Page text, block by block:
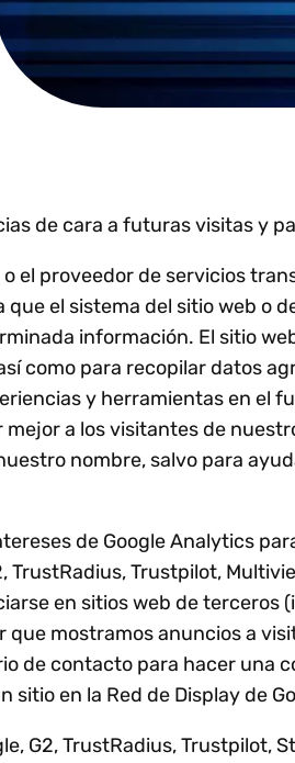
y el
para
de
fiscal?
nuestra
herramienta
de cara a futuras visitas y
el proveedor de servicios
el sistema del sitio web o
información. El sitio
como para recopilar datos
y herramientas en el
a los visitantes de
nombre, salvo para
de Google Analytics
TrustRadius, Trustpilot,
en sitios web de terceros
mostramos anuncios a
de contacto para hacer una
sitio en la Red de Display de
G2, TrustRadius, Trustpilot,